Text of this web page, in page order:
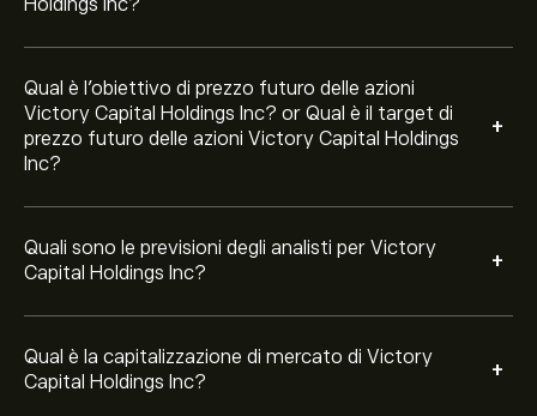
Holdings Inc?
Qual è l'obiettivo di prezzo futuro delle azioni
Victory Capital Holdings Inc? or Qual è il target di
prezzo futuro delle azioni Victory Capital Holdings
Inc?
+
Quali sono le previsioni degli analisti per Victory
Capital Holdings Inc?
+
Qual è la capitalizzazione di mercato di Victory
Capital Holdings Inc?
+